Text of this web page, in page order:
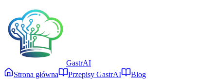
GastrAI
Strona główna
Przepisy GastrAI
Blog